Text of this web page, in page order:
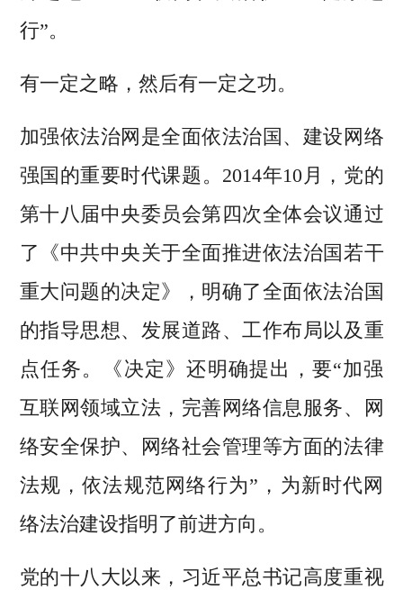
行”。
有一定之略，然后有一定之功。
加强依法治网是全面依法治国、建设网络
强国的重要时代课题。2014年10月，党的
第十八届中央委员会第四次全体会议通过
了《中共中央关于全面推进依法治国若干
重大问题的决定》，明确了全面依法治国
的指导思想、发展道路、工作布局以及重
点任务。《决定》还明确提出，要“加强
互联网领域立法，完善网络信息服务、网
络安全保护、网络社会管理等方面的法律
法规，依法规范网络行为”，为新时代网
络法治建设指明了前进方向。
党的十八大以来，习近平总书记高度重视